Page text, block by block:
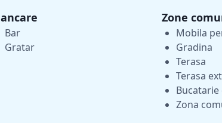
Bar
Gratar
Zone
Mobila
Gradina
Terasa
Terasa
Zona